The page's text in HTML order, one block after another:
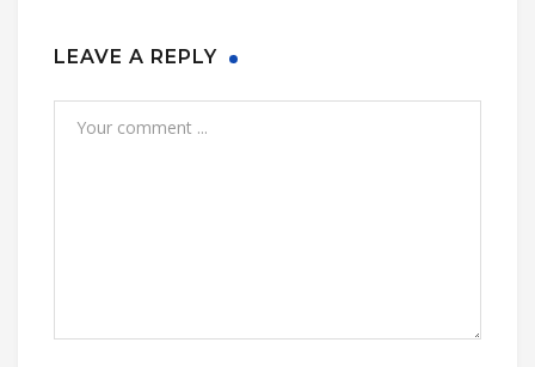
LEAVE A REPLY